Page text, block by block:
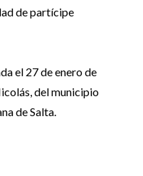
de partícipe
el 27 de enero de
del municipio
de Salta.